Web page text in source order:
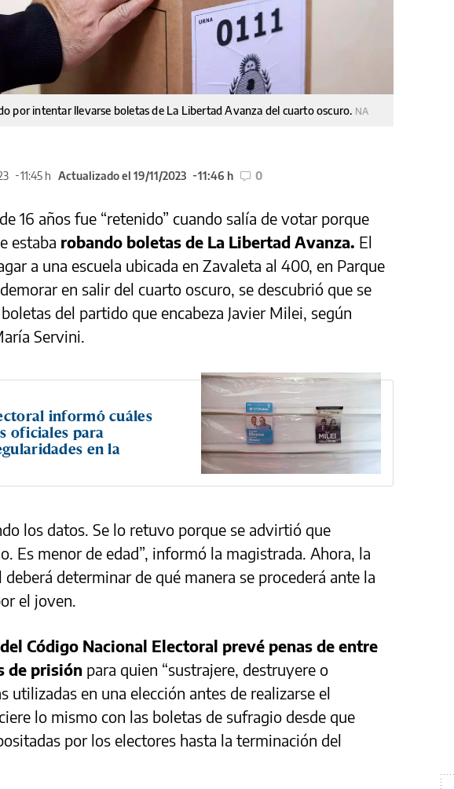
por intentar llevarse boletas de La Libertad Avanza del cuarto oscuro. NA
11:45 h Actualizado el 19/11/2023 11:46 h 0
16 años fue “retenido” cuando salía de votar porque
estaba robando boletas de La Libertad Avanza. El
a una escuela ubicada en Zavaleta al 400, en Parque
en salir del cuarto oscuro, se descubrió que se
del partido que encabeza Javier Milei, según
Servini.
informó cuáles
oficiales para
en la
los datos. Se lo retuvo porque se advirtió que
Es menor de edad”, informó la magistrada. Ahora, la
deberá determinar de qué manera se procederá ante la
el joven.
Código Nacional Electoral prevé penas de entre
de prisión para quien “sustrajere, destruyere o
utilizadas en una elección antes de realizarse el
lo mismo con las boletas de sufragio desde que
por los electores hasta la terminación del